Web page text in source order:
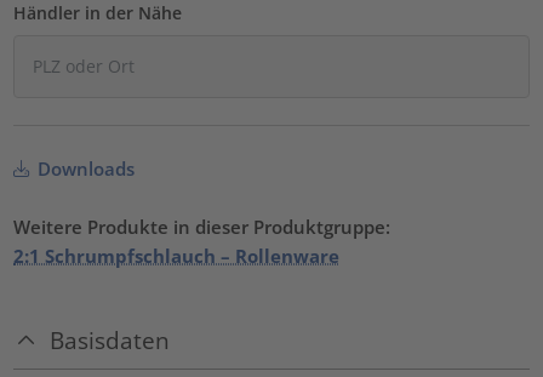
Händler in der Nähe
Downloads
Weitere Produkte in dieser Produktgruppe:
2:1 Schrumpfschlauch – Rollenware
Basisdaten